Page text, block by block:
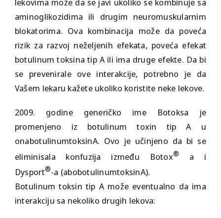
aminoglikozidima ili drugim neuromuskularnim
blokatorima. Ova kombinacija može da poveća
rizik za razvoj neželjenih efekata, poveća efekat
botulinum toksina tip A ili ima druge efekte. Da bi
se prevenirale ove interakcije, potrebno je da
Vašem lekaru kažete ukoliko koristite neke lekove.
2009. godine generičko ime Botoksa je
promenjeno iz botulinum toxin tip A u
onabotulinumtoksinA. Ovo je učinjeno da bi se
eliminisala konfuzija između Botox®
a i
Dysport®-a (abobotulinumtoksinA).
Botulinum toksin tip A može eventualno da ima
interakciju sa nekoliko drugih lekova: